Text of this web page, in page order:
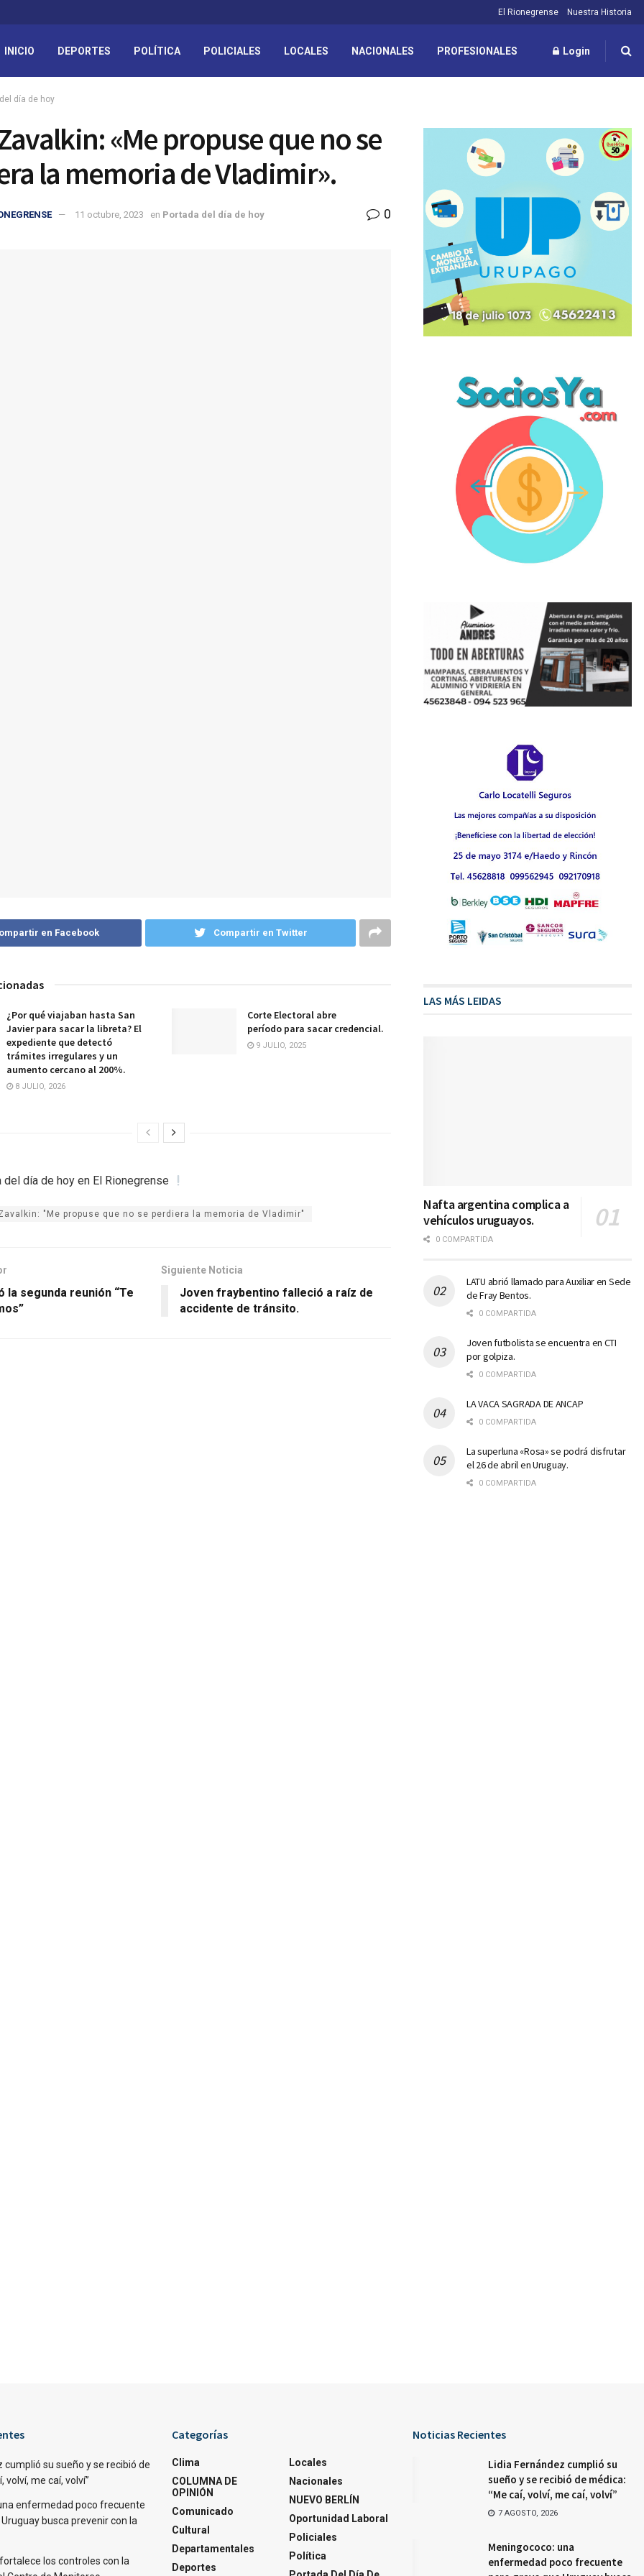
El Rionegrense Nuestra Historia
INICIO DEPORTES POLÍTICA POLICIALES LOCALES NACIONALES PROFESIONALES Login
día de hoy
«Me propuse que no se
la memoria de Vladimir».
11 octubre, 2023 en Portada del día de hoy 0
en Facebook Compartir en Twitter
¿Por qué viajaban hasta San
Javier para sacar la libreta? El
expediente que detectó
trámites irregulares y un
aumento cercano al 200%.
8 JULIO, 2026
Corte Electoral abre
período para sacar credencial.
9 JULIO, 2025
día de hoy en El Rionegrense
"Me propuse que no se perdiera la memoria de Vladimir"
la segunda reunión “Te
Siguiente Noticia
Joven fraybentino falleció a raíz de
accidente de tránsito.
LAS MÁS LEIDAS
Nafta argentina complica a
vehículos uruguayos.
0 COMPARTIDA
LATU abrió llamado para Auxiliar en Sede
de Fray Bentos.
0 COMPARTIDA
Joven futbolista se encuentra en CTI
por golpiza.
0 COMPARTIDA
LA VACA SAGRADA DE ANCAP
0 COMPARTIDA
La superluna «Rosa» se podrá disfrutar
el 26 de abril en Uruguay.
0 COMPARTIDA
cumplió su sueño y se recibió de
volví, me caí, volví”
enfermedad poco frecuente
busca prevenir con la
los controles con la
Categorías
Clima
COLUMNA DE
OPINIÓN
Comunicado
Cultural
Departamentales
Deportes
Locales
Nacionales
NUEVO BERLÍN
Oportunidad Laboral
Policiales
Política
Noticias Recientes
Lidia Fernández cumplió su
sueño y se recibió de médica:
“Me caí, volví, me caí, volví”
7 AGOSTO, 2026
Meningococo: una
enfermedad poco frecuente